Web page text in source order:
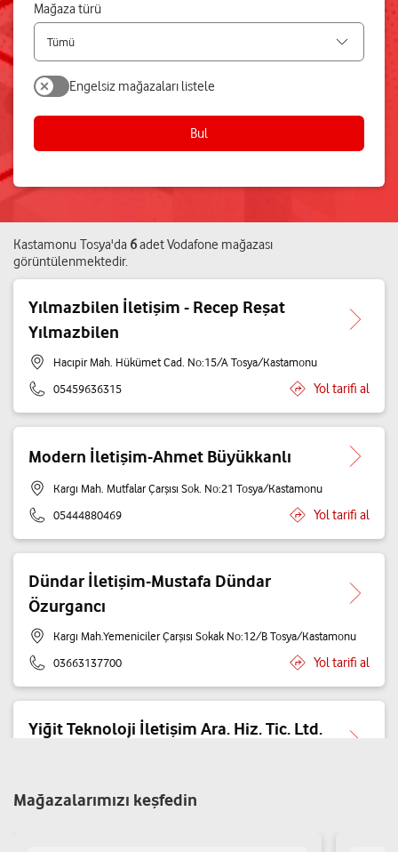
Mağaza türü
Bul
Engelsiz mağazaları listele
Kastamonu Tosya'da 6adetVodafone mağazası
görüntülenmektedir.
Yılmazbilen İletişim - Recep Reşat
Yılmazbilen
Hacıpir Mah. Hükümet Cad. No:15/A Tosya/Kastamonu
05459636315
Yol tarifi al
Modern İletişim-Ahmet Büyükkanlı
Kargı Mah. Mutfalar Çarşısı Sok. No:21 Tosya/Kastamonu
05444880469
Yol tarifi al
Dündar İletişim-Mustafa Dündar
Özurgancı
Kargı Mah.Yemeniciler Çarşısı Sokak No:12/B Tosya/Kastamonu
03663137700
Yol tarifi al
Yiğit Teknoloji İletişim Ara. Hiz. Tic. Ltd.
05443531010
Mağazalarımızı keşfedin